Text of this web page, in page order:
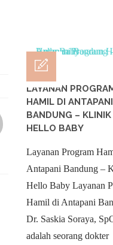
LAYANAN
HAMIL DI ANTAPANI
BANDUNG – KLINIK
HELLO BABY
Layanan Program
Antapani Bandung –
Hello Baby Layanan
Hamil di Antapani
Dr. Saskia Soraya,
adalah seorang dokter